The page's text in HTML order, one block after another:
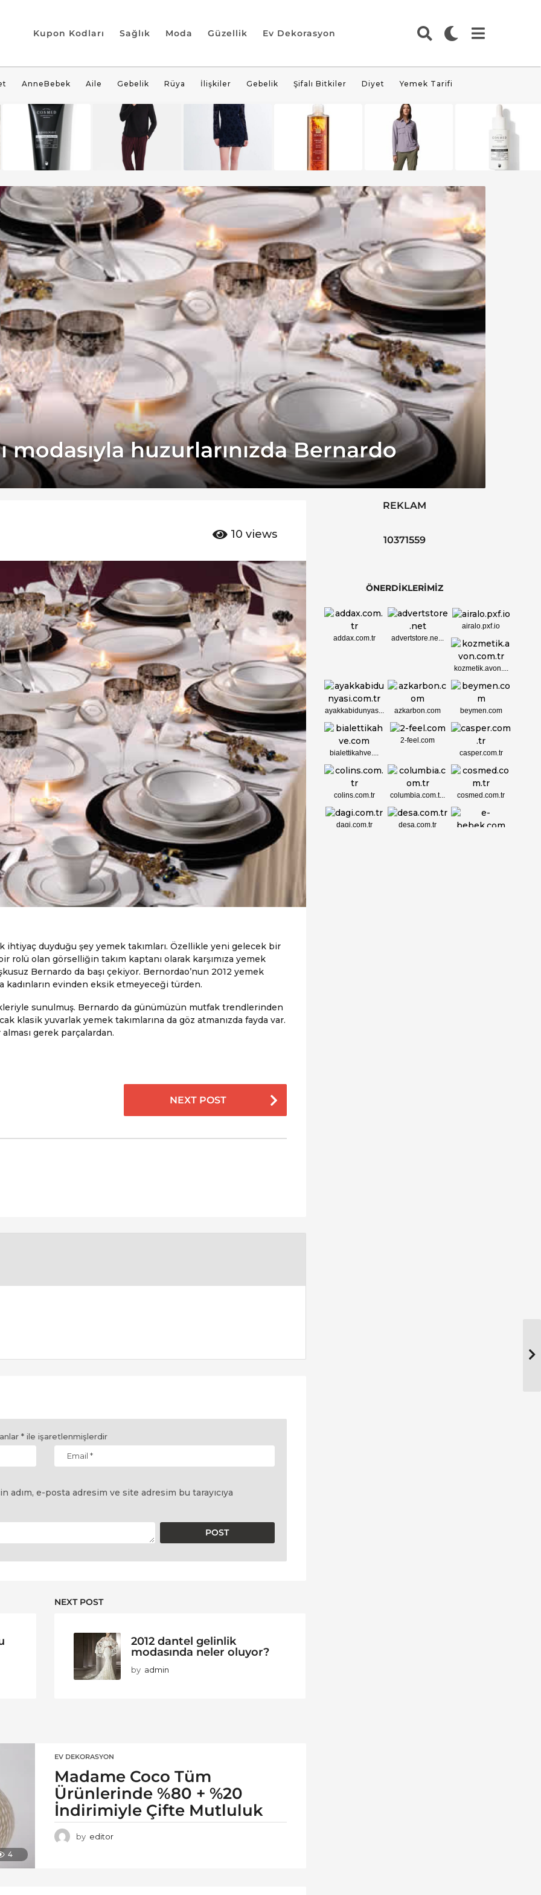
Kupon Kodları Sağlık Moda Güzellik Ev Dekorasyon
AnneBebek Aile Gebelik Rüya İlişkiler Gebelik Şifalı Bitkiler Diyet Yemek Tarifi
modasıyla huzurlarınızda Bernardo
10 views
ihtiyaç duyduğu şey yemek takımları. Özellikle yeni gelecek bir
rolü olan görselliğin takım kaptanı olarak karşımıza yemek
Bernardo da başı çekiyor. Bernordao’nun 2012 yemek
kadınların evinden eksik etmeyeceği türden.
sunulmuş. Bernardo da günümüzün mutfak trendlerinden
klasik yuvarlak yemek takımlarına da göz atmanızda fayda var.
gerek parçalardan.
NEXT POST
* ile işaretlenmişlerdir
adım, e-posta adresim ve site adresim bu tarayıcıya
NEXT POST
2012 dantel gelinlik
modasında neler oluyor?
by admin
4
EV DEKORASYON
Madame Coco Tüm
Ürünlerinde %80 + %20
İndirimiyle Çifte Mutluluk
by editor
REKLAM
10371559
ÖNERDİKLERİMİZ
addax.com.tr advertstore.ne...
airalo.pxf.io
kozmetik.avon....
ayakkabidunyas... azkarbon.com beymen.com
bialettikahve....
2-feel.com
casper.com.tr
colins.com.tr columbia.com.t... cosmed.com.tr
dagi.com.tr
desa.com.tr